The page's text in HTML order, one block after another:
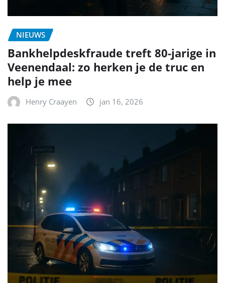
NIEUWS
Bankhelpdeskfraude treft 80-jarige in
Veenendaal: zo herken je de truc en
help je mee
Henry Craayen jan 16, 2026